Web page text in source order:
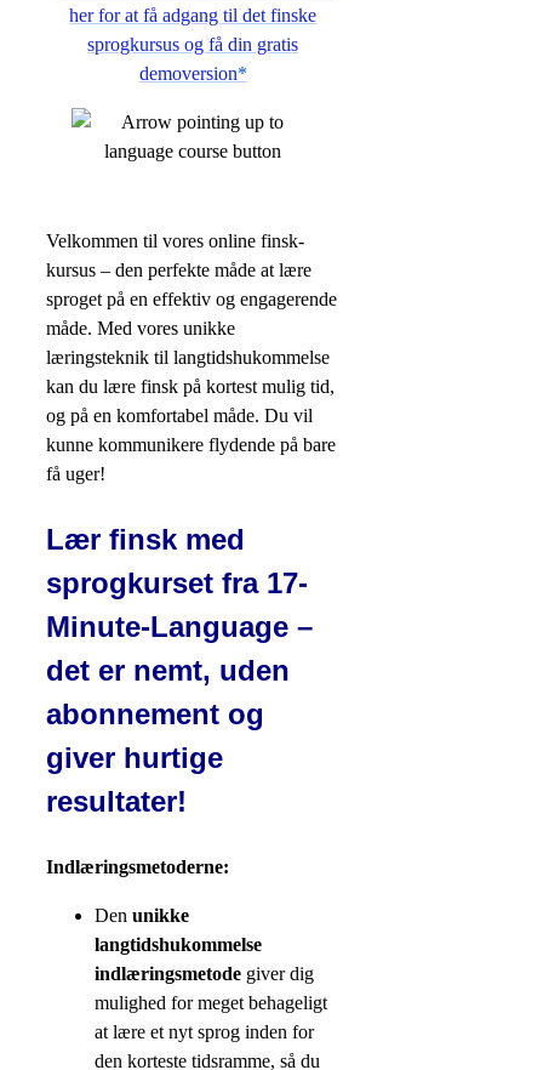
her for at få adgang til det finske
sprogkursus og få din gratis
demoversion*
Velkommen til vores online finsk-
kursus – den perfekte måde at lære
sproget på en effektiv og engagerende
måde. Med vores unikke
læringsteknik til langtidshukommelse
kan du lære finsk på kortest mulig tid,
og på en komfortabel måde. Du vil
kunne kommunikere flydende på bare
få uger!
Lær finsk med
sprogkurset fra 17-
Minute-Language –
det er nemt, uden
abonnement og
giver hurtige
resultater!
Indlæringsmetoderne:
Den unikke
langtidshukommelse
indlæringsmetode giver dig
mulighed for meget behageligt
at lære et nyt sprog inden for
den korteste tidsramme, så du